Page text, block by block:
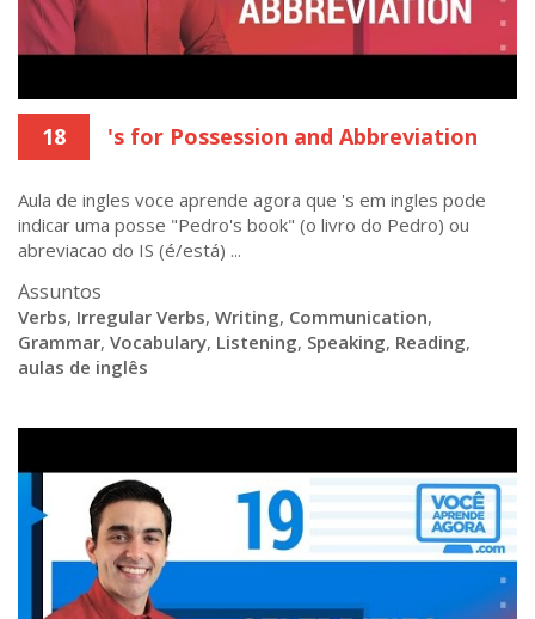
18 's for Possession and Abbreviation
Aula de ingles voce aprende agora que 's em ingles pode
indicar uma posse "Pedro's book" (o livro do Pedro) ou
abreviacao do IS (é/está) ...
Assuntos
Verbs, Irregular Verbs, Writing, Communication,
Grammar, Vocabulary, Listening, Speaking, Reading,
aulas de inglês